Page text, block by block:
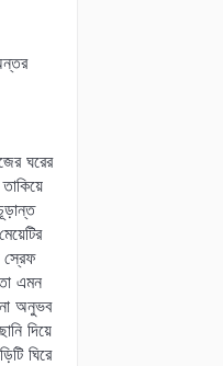
ঘরের
স্রেফ
এমন
অনুভব
দিয়ে
ঘিরে